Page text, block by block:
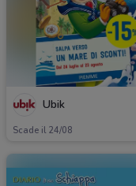
Ubik
Scade il 24/08